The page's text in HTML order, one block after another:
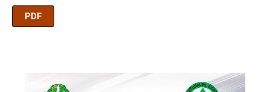
PDF
Imagen de portada